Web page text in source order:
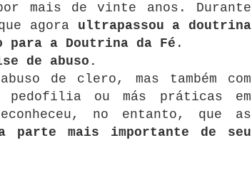
mais de vinte anos.
Durante
agora ultrapassou a doutrina
para a Doutrina da Fé .
de abuso.
de clero, mas também com
pedofilia ou más práticas em
no entanto, que as
parte mais importante de seu